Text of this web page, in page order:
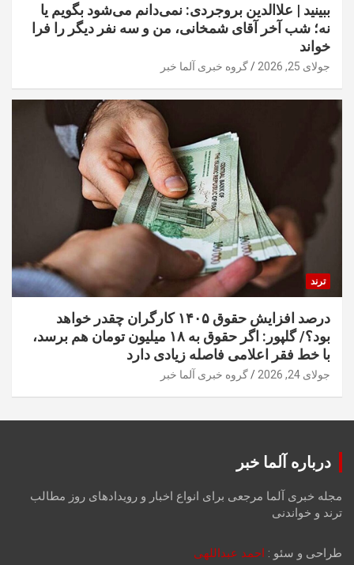
ببینید | علاالدین بروجردی: نمی‌دانم می‌شود بگویم یا
نه؛ شب آخر آقای شمخانی، من و سه نفر دیگر را فرا
خواند
جولای 25, 2026 گروه خبری آلما خبر
ترند
درصد افزایش حقوق ۱۴۰۵ کارگران چقدر خواهد
بود؟/ گلپور: اگر حقوق به ۱۸ میلیون تومان هم برسد،
با خط فقر اعلامی فاصله زیادی دارد
جولای 24, 2026 گروه خبری آلما خبر
درباره آلما خبر
مجله خبری آلما مرجعی برای انواع اخبار و رویدادهای روز مطالب
ترند و خواندنی
طراحی و سئو : احمد عبداللهی